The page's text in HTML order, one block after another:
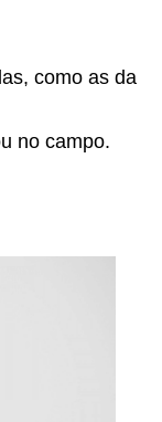
como as da
no campo.